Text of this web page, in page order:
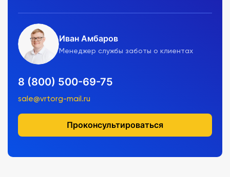
Иван Амбаров
Менеджер службы заботы о клиентах
8 (800) 500-69-75
sale@vrtorg-mail.ru
Проконсультироваться